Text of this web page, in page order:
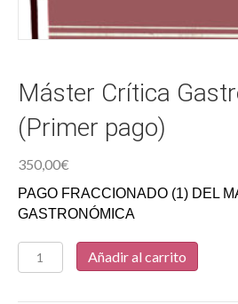
Máster Crítica
(Primer pago)
350,00€
PAGO FRACCIONADO (1) DEL
GASTRONÓMICA
Máster
Crítica
Añadir al carrito